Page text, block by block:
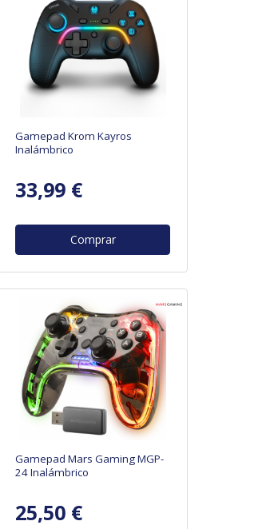
Gamepad Krom Kayros
Inalámbrico
33,99 €
Comprar
Gamepad Mars Gaming MGP-
24 Inalámbrico
25,50 €